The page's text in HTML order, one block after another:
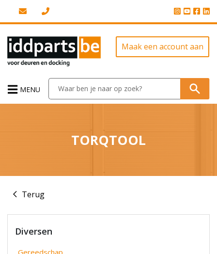
Maak een account aan
MENU
TORQTOOL
Terug
Diversen
Gereedschap